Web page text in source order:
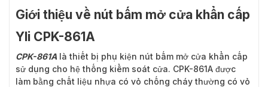
Giới thiệu về nút bấm mở cửa khẩn cấp
Yli CPK-861A
CPK-861A là thiết bị phụ kiện nút bấm mở cửa khẩn cấp
sử dụng cho hệ thống kiểm soát cửa. CPK-861A được
làm bằng chất liệu nhựa có vỏ chống cháy thường có vỏ